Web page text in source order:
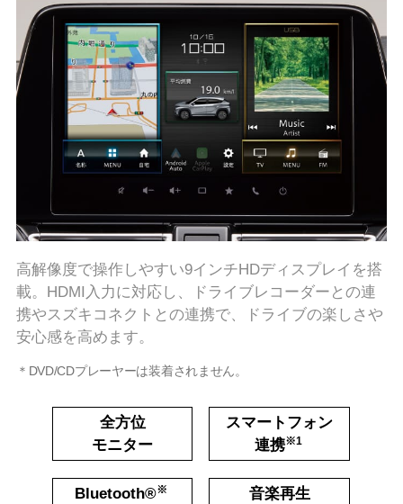
高解像度で操作しやすい9インチHDディスプレイを搭
載。HDMI入力に対応し、ドライブレコーダーとの連
携やスズキコネクトとの連携で、ドライブの楽しさや
安心感を高めます。
＊DVD/CDプレーヤーは装着されません。
全方位
モニター
スマートフォン
連携※1
Bluetooth®※
音楽再生